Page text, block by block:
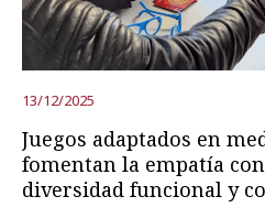
Prueba la
Suscríbete a los boletines
13/12/2025
Juegos adaptados en
fomentan la empatía
diversidad funcional y